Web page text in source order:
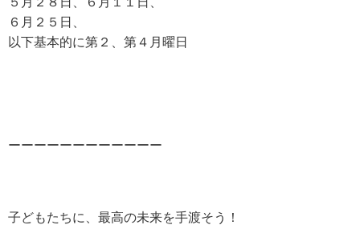
６月２５日、
以下基本的に第２、第４月曜日
ーーーーーーーーーーーー
子どもたちに、最高の未来を手渡そう！